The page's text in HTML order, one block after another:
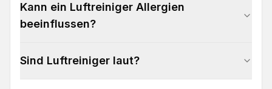
Kann ein Luftreiniger Allergien
beeinflussen?
Sind Luftreiniger laut?